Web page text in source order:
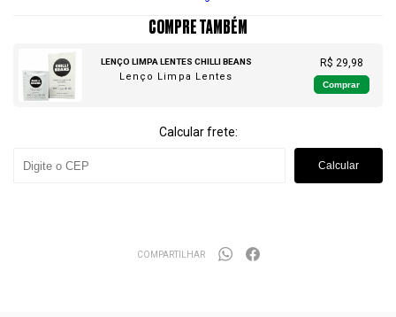
COMPRE TAMBÉM
LENÇO LIMPA LENTES CHILLI BEANS
Lenço Limpa Lentes
R$ 29,98
Comprar
Calcular frete:
Calcular
COMPARTILHAR